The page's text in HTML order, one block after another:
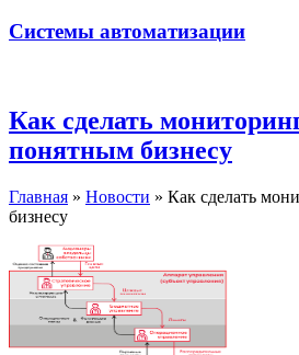
Системы автоматизации
Как сделать
понятным бизнесу
Главная » Новости » Как сделать
бизнесу